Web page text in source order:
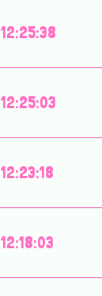
12:25:38
12:25:03
12:23:18
12:18:03